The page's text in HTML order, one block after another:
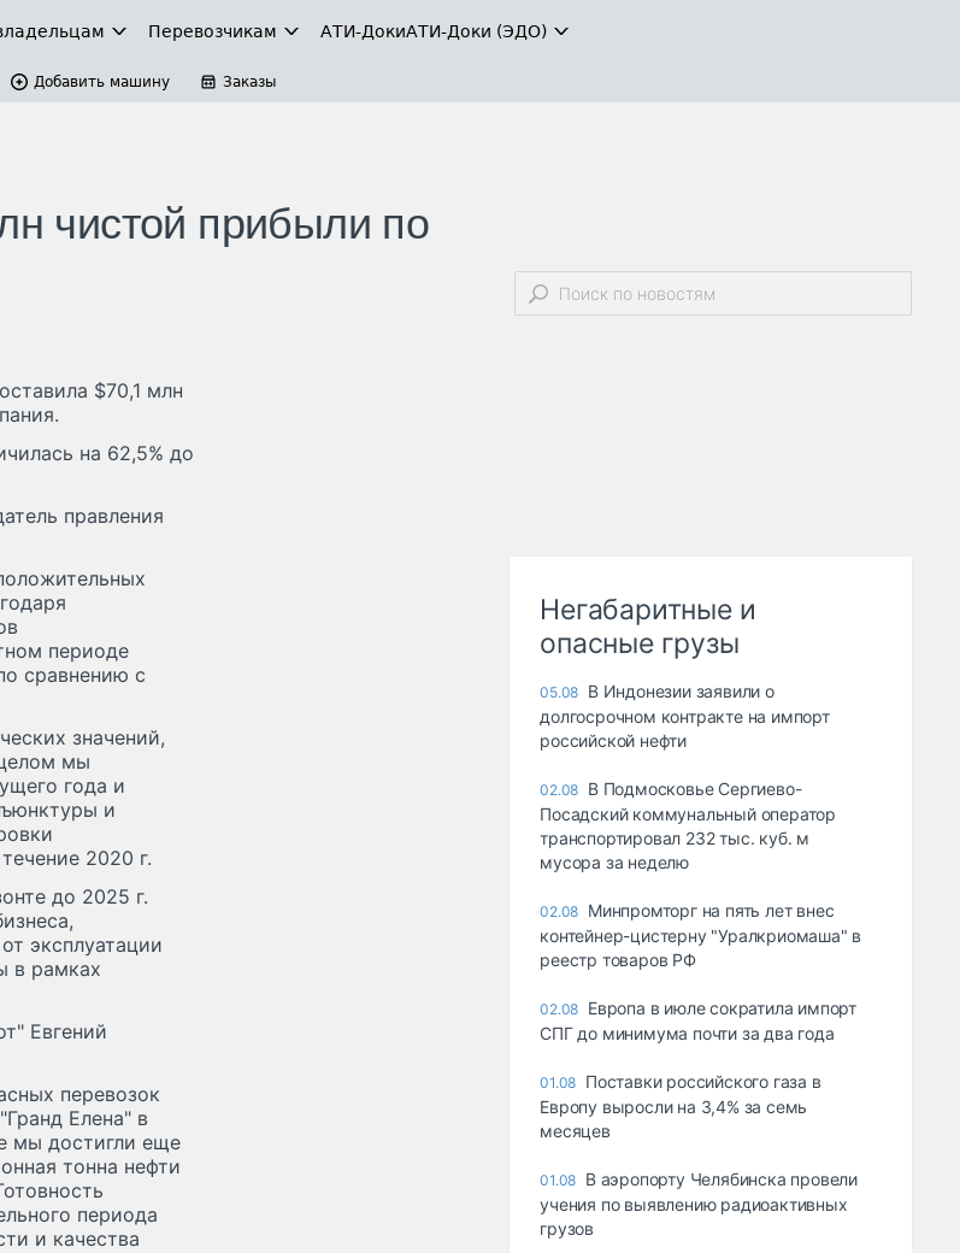
Перевозчикам АТИ-ДокиАТИ-Доки (ЭДО)
Добавить машину Заказы
чистой прибыли по
$70,1 млн
на 62,5% до
правления
периоде
сравнению с
значений,
мы
года и
и
2020 г.
до 2025 г.
эксплуатации
в рамках
Евгений
перевозок
Елена" в
мы достигли еще
тонна нефти
периода
и качества
Негабаритные и
опасные грузы
05.08 В Индонезии заявили о
долгосрочном контракте на импорт
российской нефти
02.08 В Подмосковье Сергиево-
Посадский коммунальный оператор
транспортировал 232 тыс. куб. м
мусора за неделю
02.08 Минпромторг на пять лет внес
контейнер-цистерну "Уралкриомаша" в
реестр товаров РФ
02.08 Европа в июле сократила импорт
СПГ до минимума почти за два года
01.08 Поставки российского газа в
Европу выросли на 3,4% за семь
месяцев
01.08 В аэропорту Челябинска провели
учения по выявлению радиоактивных
грузов